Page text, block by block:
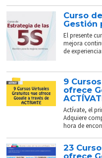
Curso
Gestión
El presente
mejora
de
9
ofrece
Actívate, el
Adquiere
hora de
23
ofrece